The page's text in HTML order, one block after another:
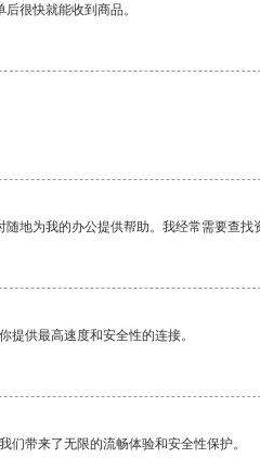
很快就能收到商品。
地为我的办公提供帮助。我经常需要查
提供最高速度和安全性的连接。
们带来了无限的流畅体验和安全性保护。